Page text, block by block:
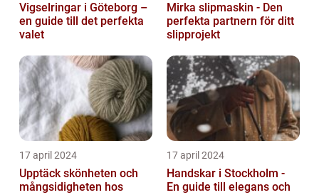
Vigselringar i Göteborg –
en guide till det perfekta
valet
Mirka slipmaskin - Den
perfekta partnern för ditt
slipprojekt
17 april 2024
Upptäck skönheten och
mångsidigheten hos
17 april 2024
Handskar i Stockholm -
En guide till elegans och